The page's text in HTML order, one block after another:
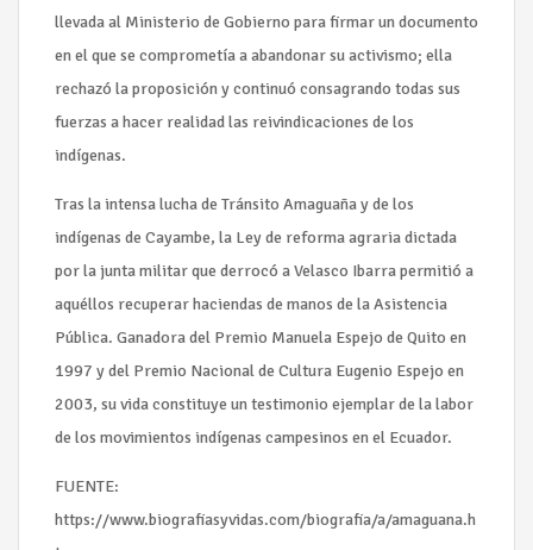
llevada al Ministerio de Gobierno para firmar un documento
en el que se comprometía a abandonar su activismo; ella
rechazó la proposición y continuó consagrando todas sus
fuerzas a hacer realidad las reivindicaciones de los
indígenas.
Tras la intensa lucha de Tránsito Amaguaña y de los
indígenas de Cayambe, la Ley de reforma agraria dictada
por la junta militar que derrocó a Velasco Ibarra permitió a
aquéllos recuperar haciendas de manos de la Asistencia
Pública. Ganadora del Premio Manuela Espejo de Quito en
1997 y del Premio Nacional de Cultura Eugenio Espejo en
2003, su vida constituye un testimonio ejemplar de la labor
de los movimientos indígenas campesinos en el Ecuador.
FUENTE:
https://www.biografiasyvidas.com/biografia/a/amaguana.h